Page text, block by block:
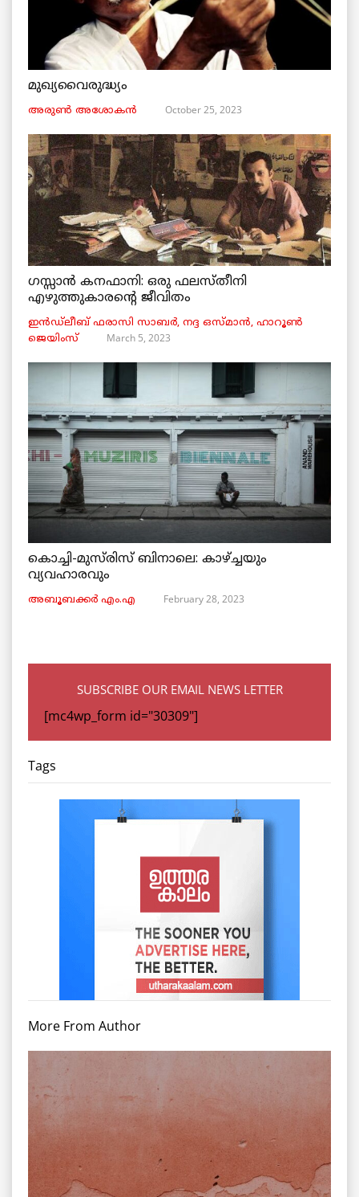
മുഖ്യവൈരുദ്ധ്യം
അരുണ്‍ അശോകൻ October 25, 2023
ഗസ്സാൻ കനഫാനി: ഒരു ഫലസ്തീനി
എഴുത്തുകാരന്റെ ജീവിതം
ഇൻഡ്ലീബ് ​​ഫരാസി സാബർ, നദ്ദ ഒസ്മാൻ, ഹാറൂൺ
ജെയിംസ്
March 5, 2023
കൊച്ചി-മുസ്‌രിസ് ബിനാലെ: കാഴ്ച്ചയും
വ്യവഹാരവും
അബൂബക്കർ എം.എ February 28, 2023
SUBSCRIBE OUR EMAIL NEWS LETTER
[mc4wp_form id="30309"]
Tags
More From Author